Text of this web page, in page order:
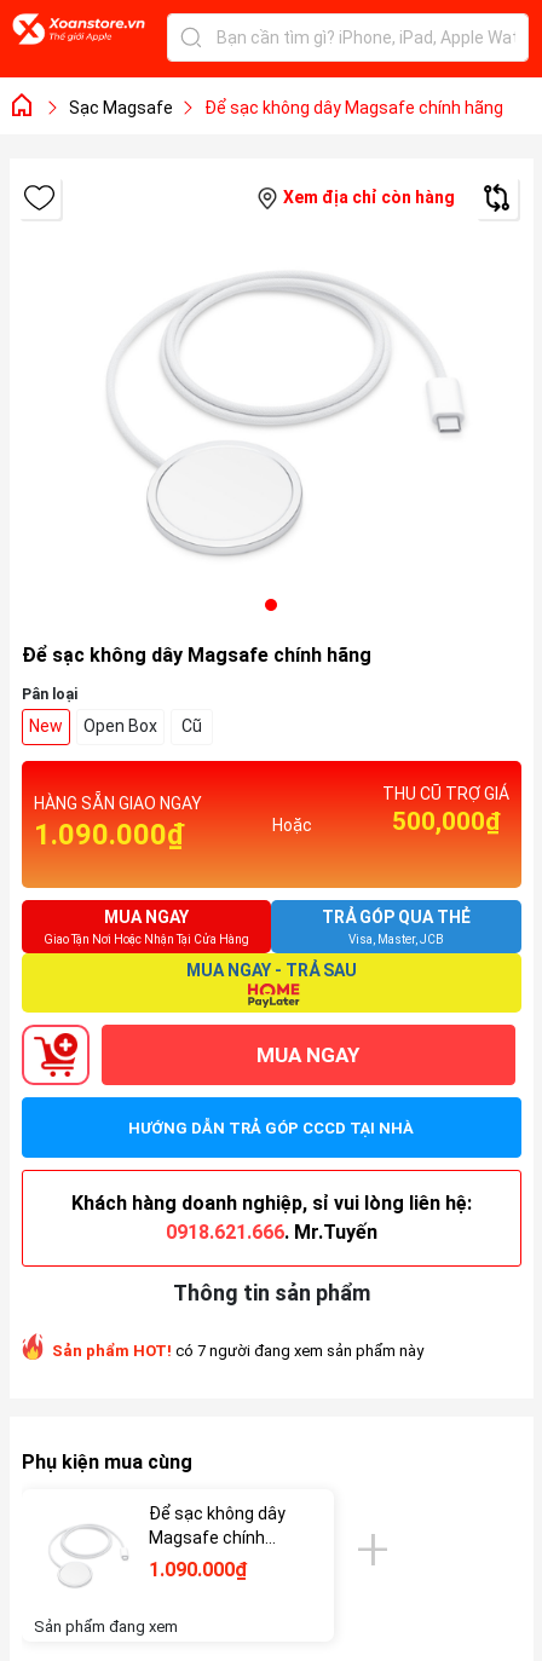
Sạc Magsafe Để sạc không dây Magsafe chính hãng
Xem địa chỉ còn hàng
Để sạc không dây Magsafe chính hãng
Pân loại
New Open Box Cũ
HÀNG SẴN GIAO NGAY
1.090.000₫ Hoặc
THU CŨ TRỢ GIÁ
500,000₫
MUA NGAY
Giao Tận Nơi Hoặc Nhận Tại Cửa Hàng
TRẢ GÓP QUA THẺ
Visa, Master, JCB
MUA NGAY - TRẢ SAU
MUA NGAY
HƯỚNG DẪN TRẢ GÓP CCCD TẠI NHÀ
Khách hàng doanh nghiệp, sỉ vui lòng liên hệ:
0918.621.666. Mr.Tuyến
Thông tin sản phẩm
Sản phẩm HOT! có 7 người đang xem sản phẩm này
Phụ kiện mua cùng
Để sạc không dây
Magsafe chính
hãng
1.090.000₫
Sản phẩm đang xem